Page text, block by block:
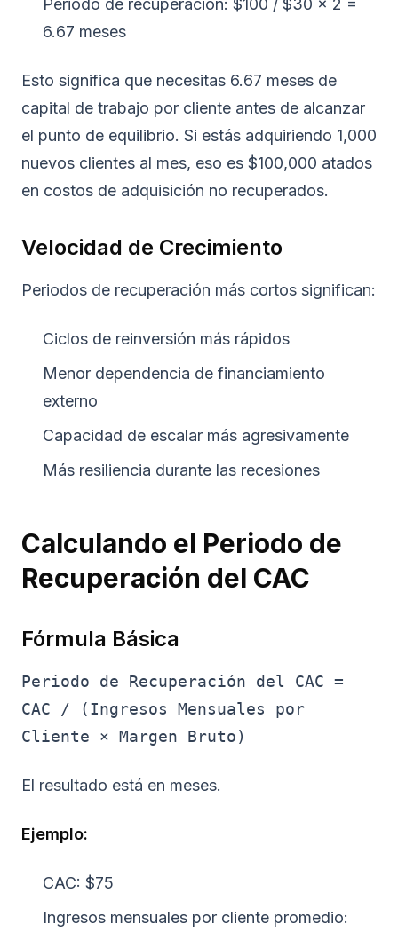
Periodo de recuperación: $100 / $30 × 2 =
6.67 meses
Esto significa que necesitas 6.67 meses de
capital de trabajo por cliente antes de alcanzar
el punto de equilibrio. Si estás adquiriendo 1,000
nuevos clientes al mes, eso es $100,000 atados
en costos de adquisición no recuperados.
Velocidad de Crecimiento
Periodos de recuperación más cortos significan:
Ciclos de reinversión más rápidos
Menor dependencia de financiamiento
externo
Capacidad de escalar más agresivamente
Más resiliencia durante las recesiones
Calculando el Periodo de
Recuperación del CAC
Fórmula Básica
Periodo de Recuperación del CAC =
CAC / (Ingresos Mensuales por
Cliente × Margen Bruto)
El resultado está en meses.
Ejemplo:
CAC: $75
Ingresos mensuales por cliente promedio: